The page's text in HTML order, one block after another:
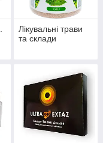
Лікувальні трави
та склади